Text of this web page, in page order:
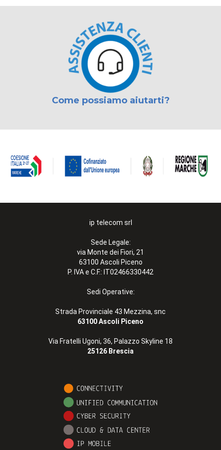
Come possiamo aiutarti?
ip telecom srl
Sede Legale:
via Monte dei Fiori, 21
63100 Ascoli Piceno
P. IVA e C.F.: IT02466330442
Sedi Operative:
Strada Provinciale 43 Mezzina, snc
63100 Ascoli Piceno
Via Fratelli Ugoni, 36, Palazzo Skyline 18
25126 Brescia